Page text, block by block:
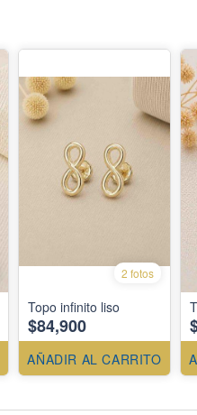
2 fotos
Topo infinito liso
$84,900
AÑADIR AL CARRITO